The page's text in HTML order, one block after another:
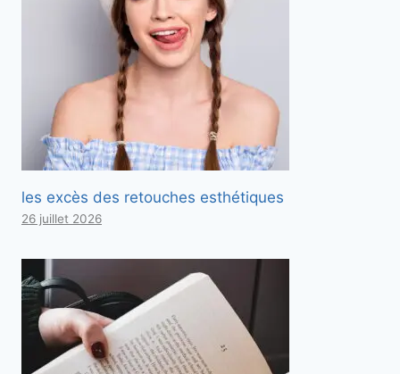
les excès des retouches esthétiques
26 juillet 2026